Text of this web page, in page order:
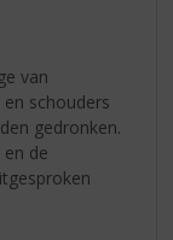
van
schouders
gedronken.
de